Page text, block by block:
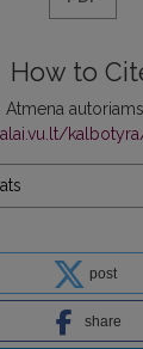
How to
autoriams.
post
share